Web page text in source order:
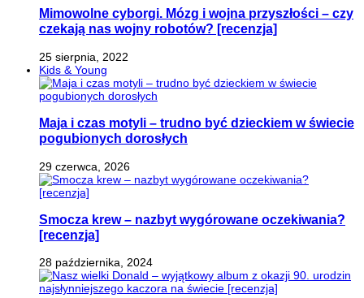
Mimowolne cyborgi. Mózg i wojna przyszłości – czy
czekają nas wojny robotów? [recenzja]
25 sierpnia, 2022
Kids & Young
Maja i czas motyli – trudno być dzieckiem w świecie
pogubionych dorosłych
29 czerwca, 2026
Smocza krew – nazbyt wygórowane oczekiwania?
[recenzja]
28 października, 2024